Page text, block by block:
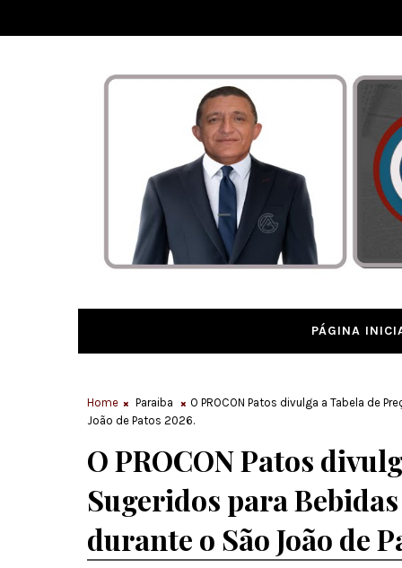
PÁGINA
Home Paraiba
O PROCON Patos divulga a Tabela de
João de Patos 2026.
O PROCON Patos
Sugeridos para
durante o São João de